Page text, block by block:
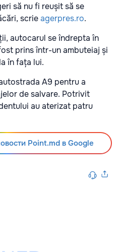
să nu fi reușit să se
scrieagerpres.ro.
autocarul se îndrepta în
prins într-un ambuteiaj și
în fața lui.
A9 pentru a
de salvare. Potrivit
au aterizat patru
Point.md в Google